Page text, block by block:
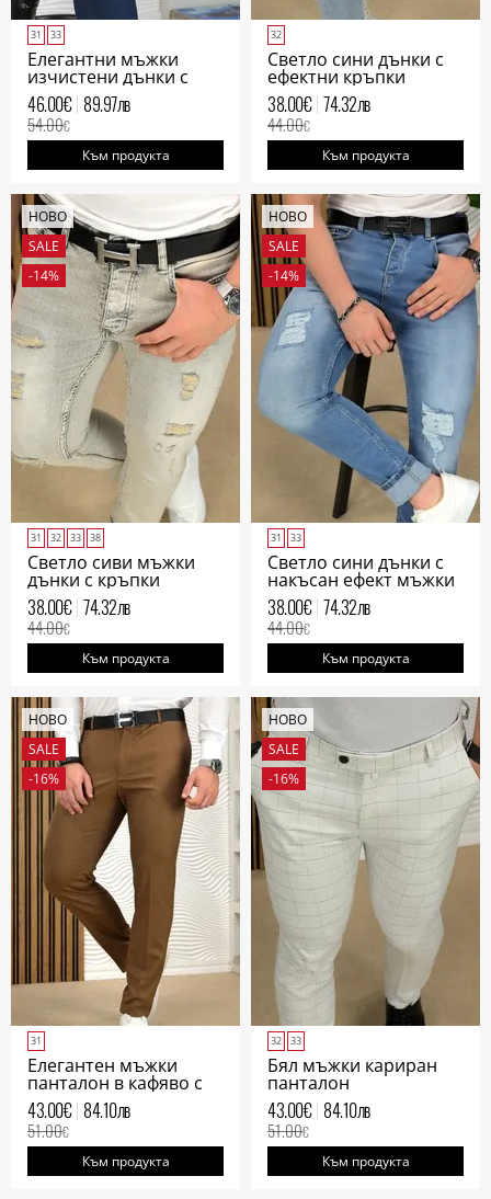
31 33
Елегантни мъжки
изчистени дънки с
права кройка
46.00€ 89.97лв
54.00€
Към продукта
32
Светло сини дънки с
ефектни кръпки
мъжки
38.00€ 74.32лв
44.00€
Към продукта
НОВО
SALE
-14%
31 32 33 38
Светло сиви мъжки
дънки с кръпки
38.00€ 74.32лв
44.00€
Към продукта
НОВО
SALE
-14%
31 33
Светло сини дънки с
накъсан ефект мъжки
38.00€ 74.32лв
44.00€
Към продукта
НОВО
SALE
-16%
31
Елегантен мъжки
панталон в кафяво с
италиански джоб
43.00€ 84.10лв
51.00€
Към продукта
НОВО
SALE
-16%
32 33
Бял мъжки кариран
панталон
43.00€ 84.10лв
51.00€
Към продукта